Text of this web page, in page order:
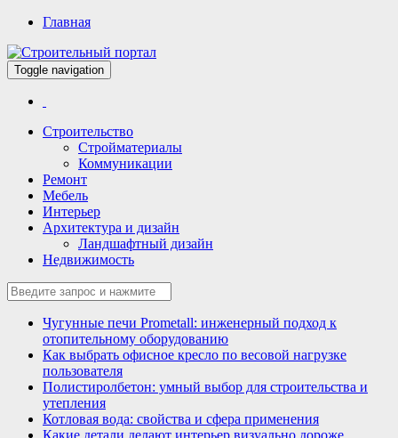
Главная
Строительный портал
Всё для строительства и ремонта
Toggle navigation
Строительство
Стройматериалы
Коммуникации
Ремонт
Мебель
Интерьер
Архитектура и дизайн
Ландшафтный дизайн
Недвижимость
Чугунные печи Prometall: инженерный подход к
отопительному оборудованию
Как выбрать офисное кресло по весовой нагрузке
пользователя
Полистиролбетон: умный выбор для строительства и
утепления
Котловая вода: свойства и сфера применения
Какие детали делают интерьер визуально дороже